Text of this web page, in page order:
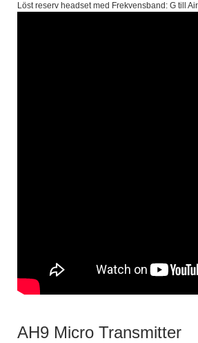
Löst reserv headset med Frekvensband: G till
AH9 Micro Transmitter